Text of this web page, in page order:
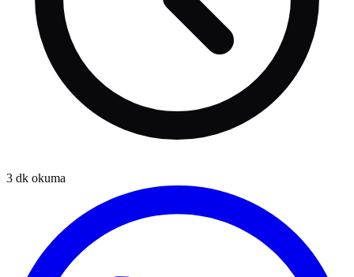
3 dk okuma